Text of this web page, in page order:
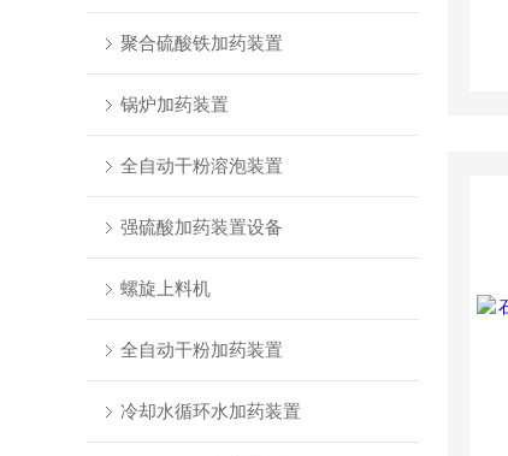
聚合硫酸铁加药装置
锅炉加药装置
全自动干粉溶泡装置
强硫酸加药装置设备
螺旋上料机
全自动干粉加药装置
冷却水循环水加药装置